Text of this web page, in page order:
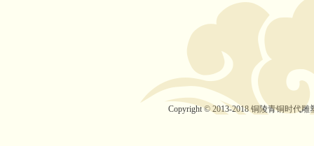
Copyright © 2013-2018 铜陵青铜时代雕